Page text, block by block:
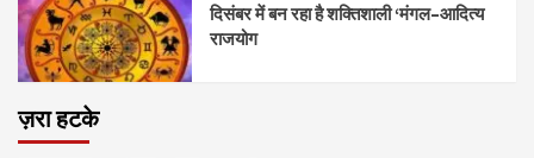
दिसंबर में बन रहा है शक्तिशाली ‘मंगल–आदित्य
राजयोग
ज़रा हटके